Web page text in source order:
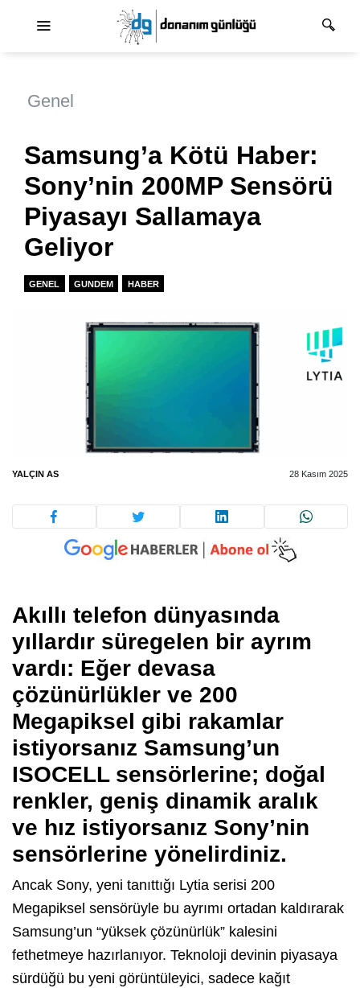
Genel
Samsung’a Kötü Haber:
Sony’nin 200MP Sensörü
Piyasayı Sallamaya
Geliyor
GENEL GUNDEM HABER
YALÇIN AS 28 Kasım 2025
Akıllı telefon dünyasında
yıllardır süregelen bir ayrım
vardı: Eğer devasa
çözünürlükler ve 200
Megapiksel gibi rakamlar
istiyorsanız Samsung’un
ISOCELL sensörlerine; doğal
renkler, geniş dinamik aralık
ve hız istiyorsanız Sony’nin
sensörlerine yönelirdiniz.
Ancak Sony, yeni tanıttığı Lytia serisi 200
Megapiksel sensörüyle bu ayrımı ortadan kaldırarak
Samsung’un “yüksek çözünürlük” kalesini
fethetmeye hazırlanıyor. Teknoloji devinin piyasaya
sürdüğü bu yeni görüntüleyici, sadece kağıt